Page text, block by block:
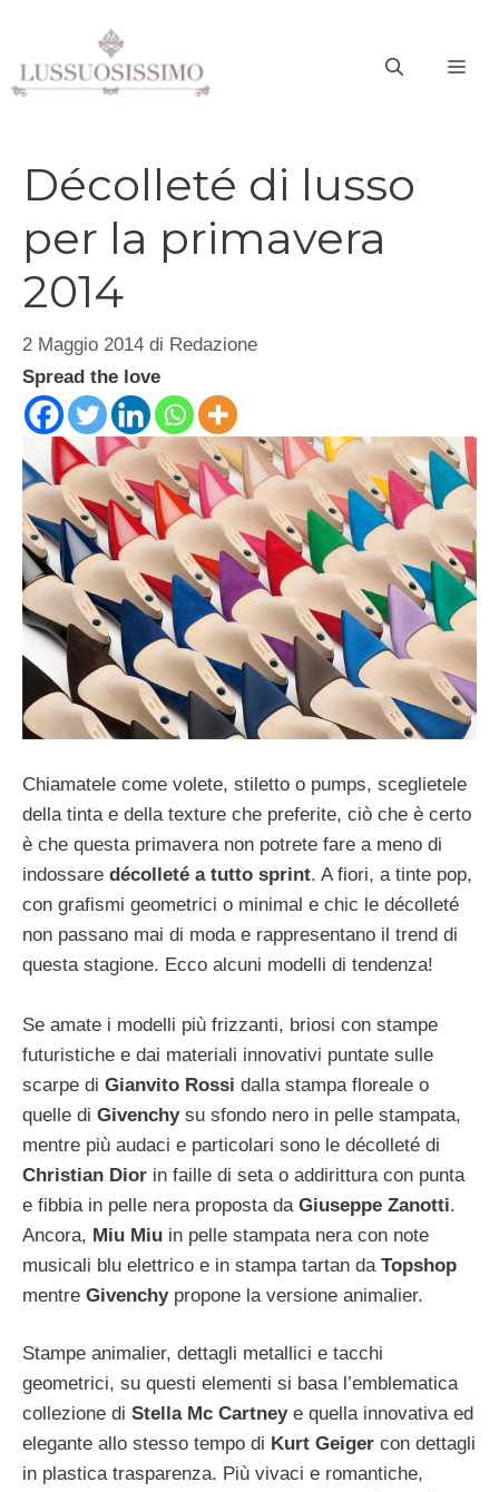
contenuto
Décolleté di lusso
per la primavera
2014
2 Maggio 2014 di Redazione
Spread the love
Chiamatele come volete, stiletto o pumps, sceglietele
della tinta e della texture che preferite, ciò che è certo
è che questa primavera non potrete fare a meno di
indossare décolleté a tutto sprint. A fiori, a tinte pop,
con grafismi geometrici o minimal e chic le décolleté
non passano mai di moda e rappresentano il trend di
questa stagione. Ecco alcuni modelli di tendenza!
Se amate i modelli più frizzanti, briosi con stampe
futuristiche e dai materiali innovativi puntate sulle
scarpe di Gianvito Rossi dalla stampa floreale o
quelle di Givenchysu sfondo nero in pelle stampata,
mentre più audaci e particolari sono le décolleté di
Christian Dior in faille di seta o addirittura con punta
e fibbia in pelle nera proposta da Giuseppe Zanotti.
Ancora, Miu Miu in pelle stampata nera con note
musicali blu elettrico e in stampa tartan da Topshop
mentre Givenchypropone la versione animalier.
Stampe animalier, dettagli metallici e tacchi
geometrici, su questi elementi si basa l’emblematica
collezione di Stella Mc Cartneye quella innovativa ed
elegante allo stesso tempo di Kurt Geiger con dettagli
in plastica trasparenza. Più vivaci e romantiche,